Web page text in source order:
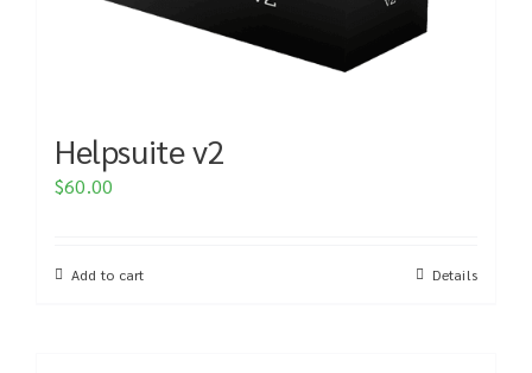
Helpsuite v2
$60.00
Add to cart Details